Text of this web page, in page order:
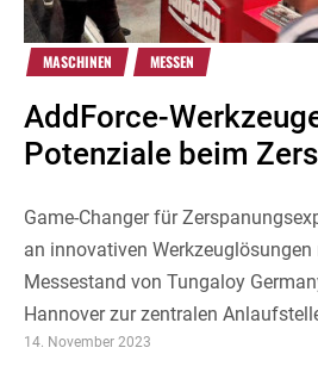
MASCHINEN MESSEN
AddForce-
Potenziale beim
Game-Changer für
an innovativen Werkzeuglösungen
Messestand von Tungaloy
Hannover zur zentralen
14. November 2023